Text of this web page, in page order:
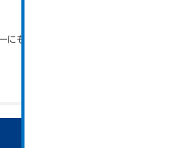
にもアクセス可能です